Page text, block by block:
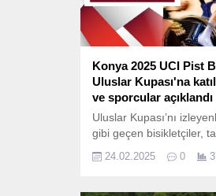
Konya 2025 UCI Pist
Uluslar Kupası'na
ve sporcular açıklandı
Uluslar Kupası’nı
gibi geçen bisikletçiler,
kapayıncaya kadar
24.02.2025 0